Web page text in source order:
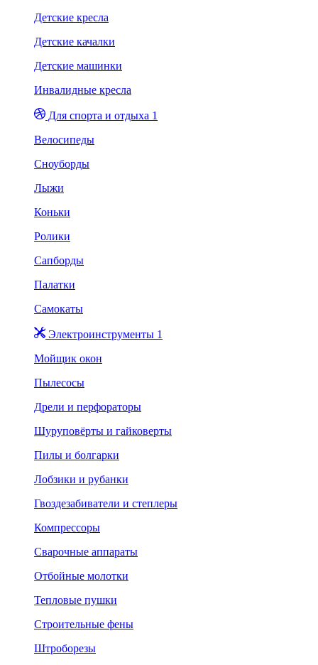
Детские кресла
Детские качалки
Детские машинки
Инвалидные кресла
Для спорта и отдыха 1
Велосипеды
Сноуборды
Лыжи
Коньки
Ролики
Сапборды
Палатки
Самокаты
Электроинструменты 1
Мойщик окон
Пылесосы
Дрели и перфораторы
Шуруповёрты и гайковерты
Пилы и болгарки
Лобзики и рубанки
Гвоздезабиватели и степлеры
Компрессоры
Сварочные аппараты
Отбойные молотки
Тепловые пушки
Строительные фены
Штроборезы